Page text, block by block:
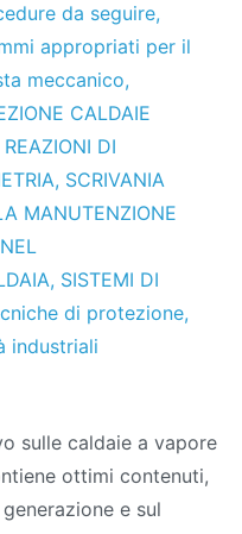
da seguire,
appropriati per il
meccanico,
CALDAIE
REAZIONI DI
, SCRIVANIA
MANUTENZIONE
, SISTEMI DI
di protezione,
industriali
sulle caldaie a vapore
ottimi contenuti,
e sul